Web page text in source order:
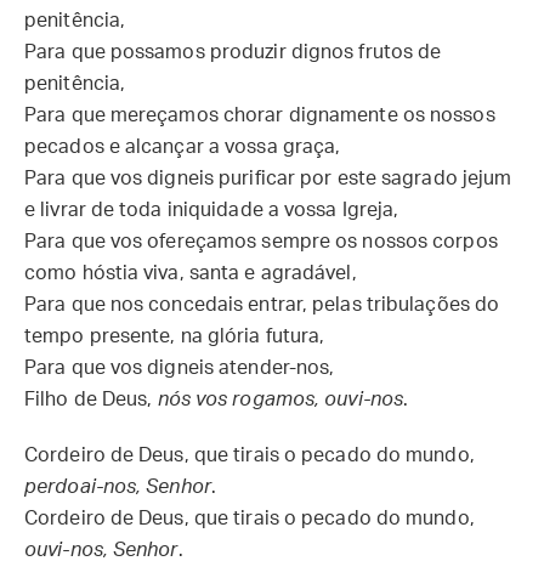
penitência,
Para que possamos produzir dignos frutos de
penitência,
Para que mereçamos chorar dignamente os nossos
pecados e alcançar a vossa graça,
Para que vos digneis purificar por este sagrado jejum
e livrar de toda iniquidade a vossa Igreja,
Para que vos ofereçamos sempre os nossos corpos
como hóstia viva, santa e agradável,
Para que nos concedais entrar, pelas tribulações do
tempo presente, na glória futura,
Para que vos digneis atender-nos,
Filho de Deus, nós vos rogamos, ouvi-nos.
Cordeiro de Deus, que tirais o pecado do mundo,
perdoai-nos, Senhor.
Cordeiro de Deus, que tirais o pecado do mundo,
ouvi-nos, Senhor.